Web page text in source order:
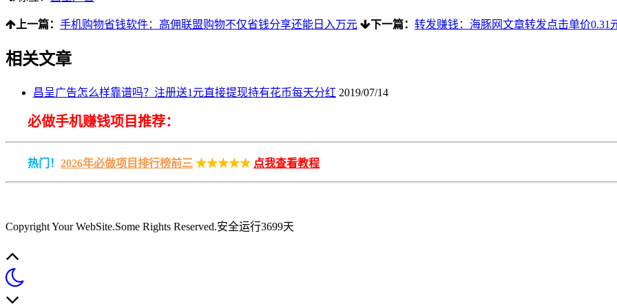
上一篇： 手机购物省钱软件：高佣联盟购物不仅省钱分享还能日入万元 下一篇： 转发赚钱：海豚网文章转发点击单价0.31
相关文章
昌呈广告怎么样靠谱吗？注册送1元直接提现持有花币每天分红 2019/07/14
必做手机赚钱项目推荐：
热门！ 2026年必做项目排行榜前三 ★★★★★ 点我查看教程
Copyright Your WebSite.Some Rights Reserved.安全运行3699天